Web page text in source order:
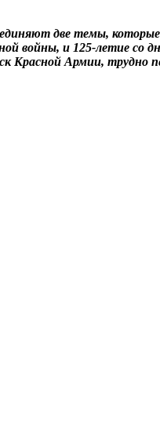
две темы,
войны, и 125-летие со
Красной Армии, трудно